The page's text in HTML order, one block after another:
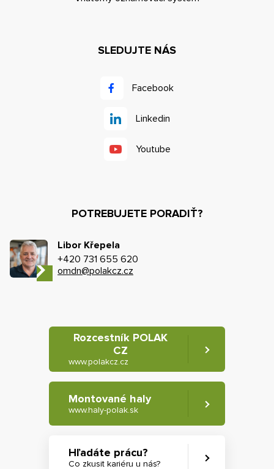
SLEDUJTE NÁS
Facebook
Linkedin
Youtube
POTREBUJETE PORADIŤ?
Libor Křepela
+420 731 655 620
omdn@polakcz.cz
Rozcestník POLAK
CZ
www.polakcz.cz
Montované haly
www.haly-polak.sk
Hľadáte prácu?
Co zkusit kariéru u nás?